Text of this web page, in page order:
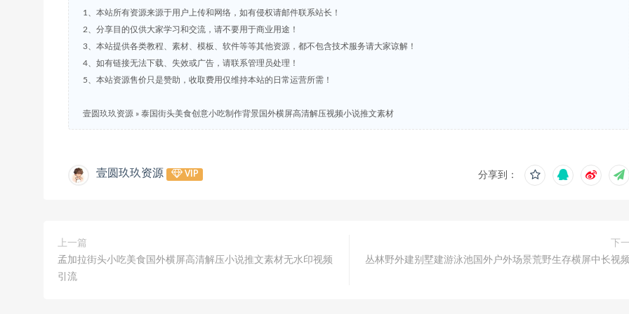
1、本站所有资源来源于用户上传和网络，如有侵权请邮件联系站长！
2、分享目的仅供大家学习和交流，请不要用于商业用途！
3、本站提供各类教程、素材、模板、软件等等其他资源，都不包含技术服务请大家谅解！
4、如有链接无法下载、失效或广告，请联系管理员处理！
5、本站资源售价只是赞助，收取费用仅维持本站的日常运营所需！
壹圆玖玖资源 » 泰国街头美食创意小吃制作背景国外横屏高清解压视频小说推文素材
壹圆玖玖资源 VIP 分享到：
上一篇
孟加拉街头小吃美食国外横屏高清解压小说推文素材无水印视频
引流
下
丛林野外建别墅建游泳池国外户外场景荒野生存横屏中长视